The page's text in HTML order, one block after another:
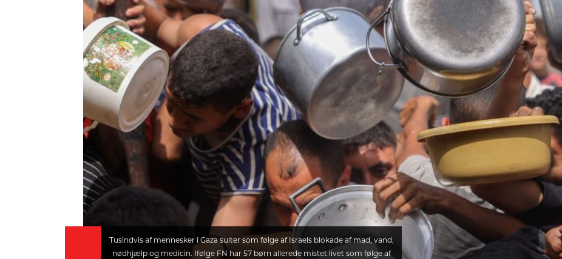
Tusindvis af mennesker i Gaza sulter som følge af Israels blokade af mad, vand,
nødhjælp og medicin. Ifølge FN har 57 børn allerede mistet livet som følge af